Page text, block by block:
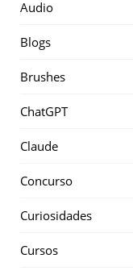
Audio
Blogs
Brushes
ChatGPT
Claude
Concurso
Curiosidades
Cursos